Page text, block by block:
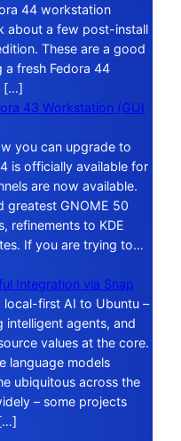
44 workstation
about a few post-install
These are a good
a fresh Fedora 44
[…]
43 Workstation (GUI
you can upgrade to
is officially available for
are now available.
greatest GNOME 50
refinements to KDE
If you are trying to…
Integration via Snap
local-first AI to Ubuntu –
intelligent agents, and
values at the core.
language models
ubiquitous across the
– some projects